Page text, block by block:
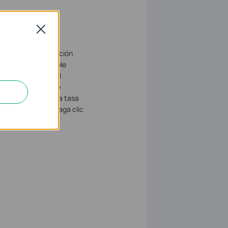
página. En la sección
la lista desplegable
Una vez que el
Puede
Especifique la tasa
servidor NTP. Haga clic
Close